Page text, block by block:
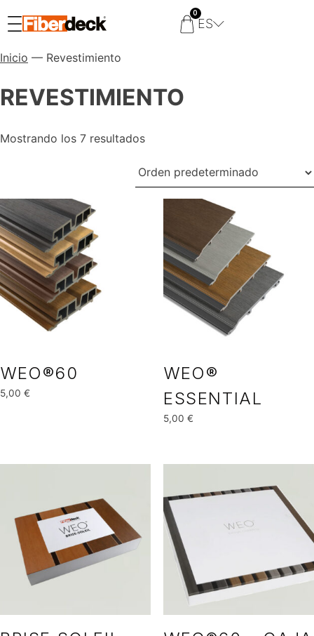
0
ES
Inicio — Revestimiento
REVESTIMIENTO
Mostrando los 7 resultados
WEO®60
5,00 €
WEO®
ESSENTIAL
5,00 €